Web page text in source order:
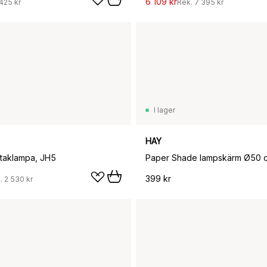
kr Rek. 7 395 kr
JH5
2 530 kr
I lager
HAY
Paper Shade lampskärm Ø50
399 kr